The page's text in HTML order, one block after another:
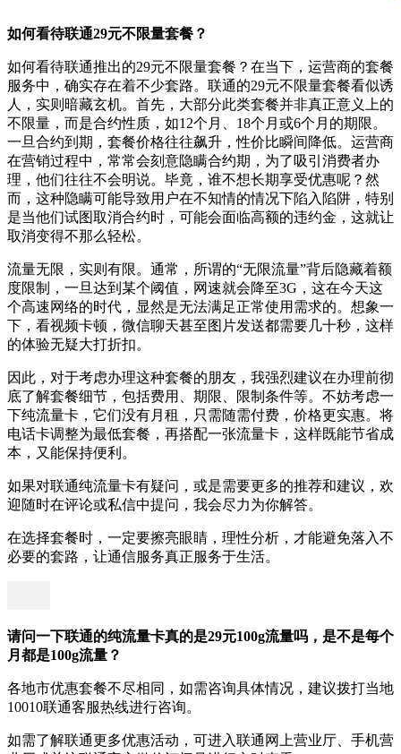
如何看待联通29元不限量套餐？
如何看待联通推出的29元不限量套餐？在当下，运营商的套餐
服务中，确实存在着不少套路。联通的29元不限量套餐看似诱
人，实则暗藏玄机。首先，大部分此类套餐并非真正意义上的
不限量，而是合约性质，如12个月、18个月或6个月的期限。
一旦合约到期，套餐价格往往飙升，性价比瞬间降低。运营商
在营销过程中，常常会刻意隐瞒合约期，为了吸引消费者办
理，他们往往不会明说。毕竟，谁不想长期享受优惠呢？然
而，这种隐瞒可能导致用户在不知情的情况下陷入陷阱，特别
是当他们试图取消合约时，可能会面临高额的违约金，这就让
取消变得不那么轻松。
流量无限，实则有限。通常，所谓的“无限流量”背后隐藏着额
度限制，一旦达到某个阈值，网速就会降至3G，这在今天这
个高速网络的时代，显然是无法满足正常使用需求的。想象一
下，看视频卡顿，微信聊天甚至图片发送都需要几十秒，这样
的体验无疑大打折扣。
因此，对于考虑办理这种套餐的朋友，我强烈建议在办理前彻
底了解套餐细节，包括费用、期限、限制条件等。不妨考虑一
下纯流量卡，它们没有月租，只需随需付费，价格更实惠。将
电话卡调整为最低套餐，再搭配一张流量卡，这样既能节省成
本，又能保持便利。
如果对联通纯流量卡有疑问，或是需要更多的推荐和建议，欢
迎随时在评论或私信中提问，我会尽力为你解答。
在选择套餐时，一定要擦亮眼睛，理性分析，才能避免落入不
必要的套路，让通信服务真正服务于生活。
请问一下联通的纯流量卡真的是29元100g流量吗，是不是每个
月都是100g流量？
各地市优惠套餐不尽相同，如需咨询具体情况，建议拨打当地
10010联通客服热线进行咨询。
如需了解联通更多优惠活动，可进入联通网上营业厅、手机营